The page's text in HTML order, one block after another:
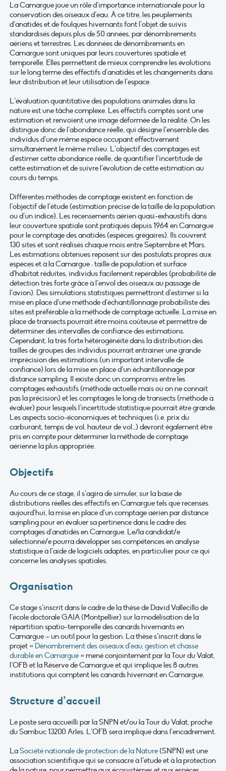
La Camargue joue un rôle d’importance internationale pour la
conservation des oiseaux d’eau. À ce titre, les peuplements
d’anatidés et de foulques hivernants font l’objet de suivis
standardisés depuis plus de 50 années, par dénombrements
aériens et terrestres. Les données de dénombrements en
Camargue sont uniques par leurs couvertures spatiale et
temporelle. Elles permettent de mieux comprendre les évolutions
sur le long terme des effectifs d’anatidés et les changements dans
leur distribution et leur utilisation de l’espace.
L’évaluation quantitative des populations animales dans la
nature est une tâche complexe. Les effectifs comptés sont une
estimation et renvoient une image déformée de la réalité. On les
distingue donc de l’abondance réelle, qui désigne l’ensemble des
individus d’une même espèce occupant effectivement
simultanément le même milieu. L’objectif des comptages est
d’estimer cette abondance réelle, de quantifier l’incertitude de
cette estimation et de suivre l’évolution de cette estimation au
cours du temps.
Différentes méthodes de comptage existent en fonction de
l’objectif de l’étude (estimation précise de la taille de la population
ou d’un indice). Les recensements aérien quasi-exhaustifs dans
leur couverture spatiale sont pratiqués depuis 1964 en Camargue
pour le comptage des anatidés (espèces grégaires). Ils couvrent
130 sites et sont réalisés chaque mois entre Septembre et Mars.
Les estimations obtenues reposent sur des postulats propres aux
espèces et à la Camargue : taille de population et surface
d’habitat réduites, individus facilement repérables (probabilité de
détection très forte grâce à l’envol des oiseaux au passage de
l’avion). Des simulations statistiques permettront d’estimer si la
mise en place d’une méthode d’échantillonnage probabiliste des
sites est préférable à la méthode de comptage actuelle. La mise en
place de transects pourrait être moins coûteuse et permettre de
déterminer des intervalles de confiance des estimations.
Cependant, la très forte hétérogénéité dans la distribution des
tailles de groupes des individus pourrait entrainer une grande
imprécision des estimations (un important intervalle de
confiance) lors de la mise en place d’un échantillonnage par
distance sampling. Il existe donc un compromis entre les
comptages exhaustifs (méthode actuelle mais où on ne connait
pas la précision) et les comptages le long de transects (méthode à
évaluer) pour lesquels l’incertitude statistique pourrait être grande.
Les aspects socio-économiques et techniques (i.e. prix du
carburant, temps de vol, hauteur de vol…) devront également être
pris en compte pour déterminer la méthode de comptage
aérienne la plus appropriée.
Objectifs
Au cours de ce stage, il s’agira de simuler, sur la base de
distributions réelles des effectifs en Camargue tels que recensés
aujourd’hui, la mise en place d’un comptage aérien par distance
sampling pour en évaluer sa pertinence dans le cadre des
comptages d’anatidés en Camargue. Le/la candidat/e
sélectionné/e pourra développer ses compétences en analyse
statistique à l’aide de logiciels adaptés, en particulier pour ce qui
concerne les analyses spatiales.
Organisation
Ce stage s’inscrit dans le cadre de la thèse de David Vallecillo de
l’école doctorale GAIA (Montpellier) sur la modélisation de la
répartition spatio-temporelle des canards hivernants en
Camargue – un outil pour la gestion. La thèse s’inscrit dans le
projet « Dénombrement des oiseaux d’eau, gestion et chasse
durable en Camargue » mené conjointement par la Tour du Valat,
l’OFB et la Réserve de Camargue et qui implique les 8 autres
institutions qui comptent les canards hivernant en Camargue.
Structure d’accueil
Le poste sera accueilli par la SNPN et/ou la Tour du Valat, proche
du Sambuc 13200 Arles. L’OFB sera impliqué dans l’encadrement.
LaSociété nationale de protection de la Nature(SNPN) est une
association scientifique qui se consacre à l’étude et à la protection